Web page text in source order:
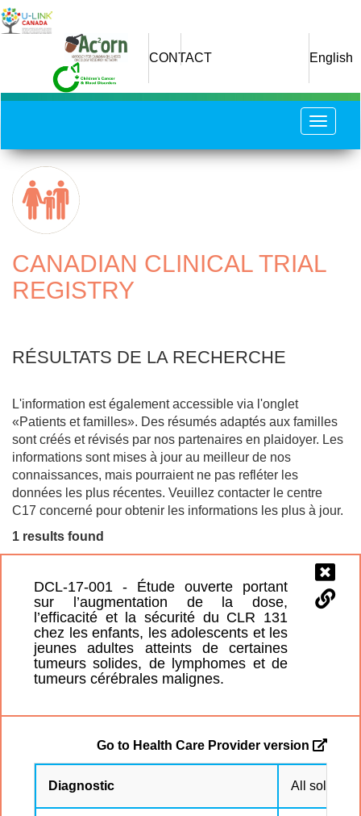
Aller
au
CONTACT English
Toggle
CANADIAN CLINICAL TRIAL
REGISTRY
RÉSULTATS DE LA RECHERCHE
L'information est également accessible via l'onglet
«Patients et familles». Des résumés adaptés aux familles
sont créés et révisés par nos partenaires en plaidoyer. Les
informations sont mises à jour au meilleur de nos
connaissances, mais pourraient ne pas refléter les
données les plus récentes. Veuillez contacter le centre
C17 concerné pour obtenir les informations les plus à jour.
1 results found
DCL-17-001 - Étude ouverte portant
sur l’augmentation de la dose,
l’efficacité et la sécurité du CLR 131
chez les enfants, les adolescents et les
jeunes adultes atteints de certaines
tumeurs solides, de lymphomes et de
tumeurs cérébrales malignes.
Go to Health Care Provider version
Diagnostic All solid